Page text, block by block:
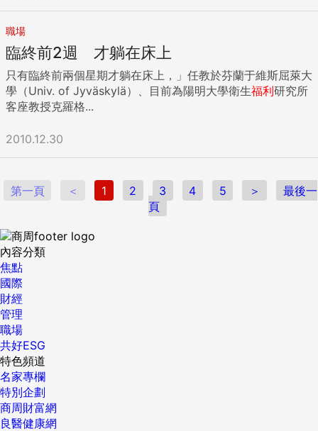
職場
臨終前2週 才躺在床上
只有臨終前兩個星期才躺在床上，」任教於芬蘭于維斯屈萊大
學（Univ. of Jyväskylä）、目前為陽明大學衛生福利研究所
客座教授克羅格...
2010.12.30
第一頁 ＜ 1 2 3 4 5 ＞
最後一
頁
內容分類
焦點
國際
財經
管理
職場
共好ESG
特色頻道
名家專欄
特別企劃
商周財富網
良醫健康網